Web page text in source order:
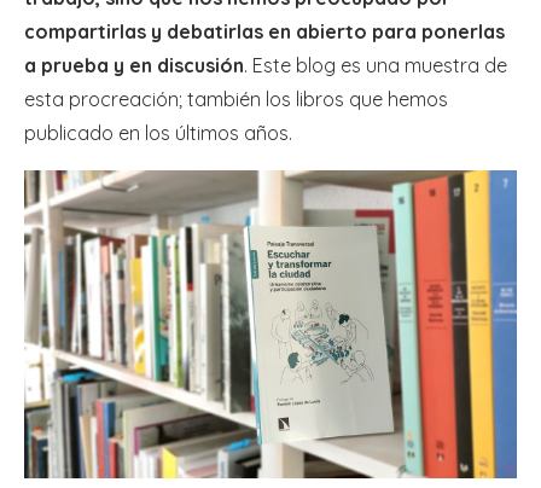
compartirlas y debatirlas en abierto para ponerlas
a prueba y en discusión. Este blog es una muestra de
esta procreación; también los libros que hemos
publicado en los últimos años.